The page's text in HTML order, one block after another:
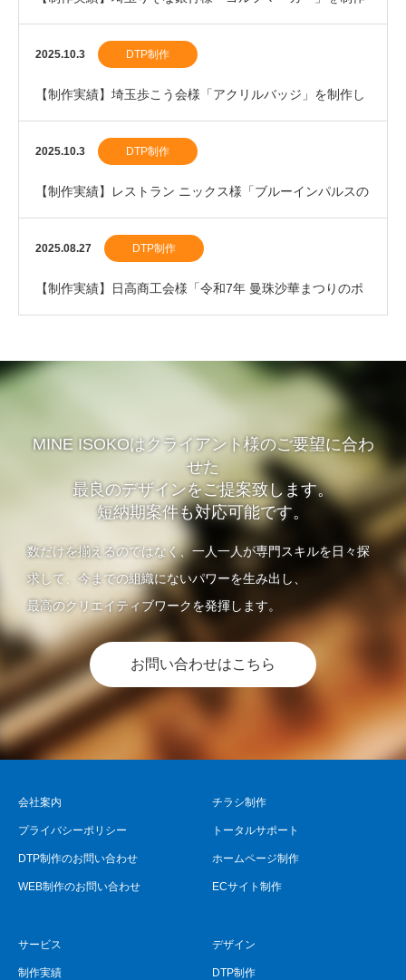
しました。
2025.10.3 DTP制作
【制作実績】埼玉歩こう会様「アクリルバッジ」を制作し
ました。
2025.10.3 DTP制作
【制作実績】レストラン ニックス様「ブルーインパルスの
割箸」を制作しました。
2025.08.27 DTP制作
【制作実績】日高商工会様「令和7年 曼珠沙華まつりのポ
MINE ISOKOはクライアント様のご要望に合わ
せた
最良のデザインをご提案致します。
短納期案件も対応可能です。
数だけを揃えるのではなく、一人一人が専門スキルを日々探
求して、今までの組織にないパワーを生み出し、
最高のクリエイティブワークを発揮します。
お問い合わせはこちら
会社案内
プライバシーポリシー
DTP制作のお問い合わせ
WEB制作のお問い合わせ
チラシ制作
トータルサポート
ホームページ制作
ECサイト制作
サービス
制作実績
デザイン
DTP制作